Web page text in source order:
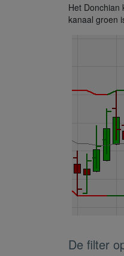
Het Donchian
kanaal groen
De filter